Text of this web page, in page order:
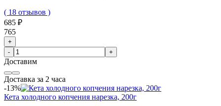
( 18 отзывов )
685 ₽
765
+
-
+
Доставим
Доставка за 2 часа
-13%
Кета холодного копчения нарезка, 200г